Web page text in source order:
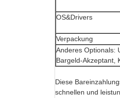
OS&Drivers
Verpackung
Anderes Optionals:
Bargeld-Akzeptant,
Diese
schnellen und